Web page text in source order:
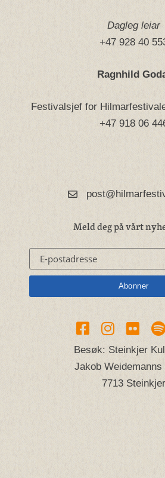
Dagleg leiar
+47 928 40
Ragnhild
Festivalsjef for
+47 918 06
Meld deg på vårt
Besøk: Steinkjer
Jakob Weidemanns
7713 Steinkjer